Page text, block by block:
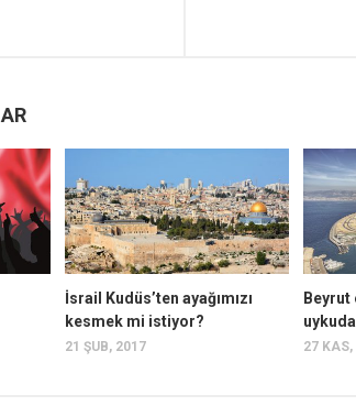
İsrail Kudüs’ten ayağımızı
kesmek mi istiyor?
21 ŞUB, 2017
Beyrut
27